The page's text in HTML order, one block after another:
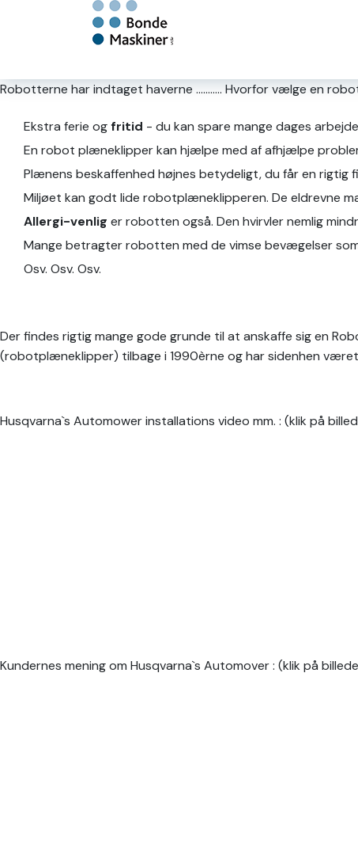
Robotterne har indtaget haverne ........... Hvorfor vælge en
Ekstra ferie ogfritid - du kan spare mange dages
En robot plæneklipper kan hjælpe med af afhjælpe
Plænens beskaffenhed højnes betydeligt, du får en rigtig
Miljøet kan godt lide robotplæneklipperen. De eldrevne
Allergi-venlig er robotten også. Den hvirvler nemlig
Mange betragter robotten med de vimse bevægelser
Osv. Osv. Osv.
Der findes rigtig mange gode grunde til at anskaffe sig en
(robotplæneklipper) tilbage i 1990èrne og har sidenhen
Husqvarna`s Automower installations video mm. : (klik på
Kundernes mening om Husqvarna`s Automover : (klik på